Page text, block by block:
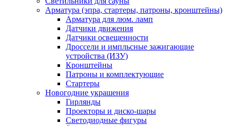
Арматура (эпра, стартеры, патроны, кронштейны)
Арматура для люм. ламп
Датчики движения
Датчики освещенности
Дроссели и импльсные зажигающие
устройства (ИЗУ)
Кронштейны
Патроны и комплектующие
Стартеры
Новогодние украшения
Гирлянды
Проекторы и диско-шары
Светодиодные фигуры